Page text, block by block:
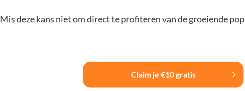
Mis deze kans niet om direct te profiteren van de groeiende
Claim je €10 gratis